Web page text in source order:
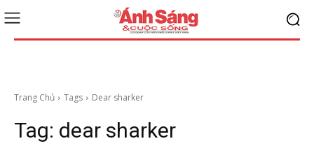
Trang Chủ Tags Dear sharker
Tag: dear sharker